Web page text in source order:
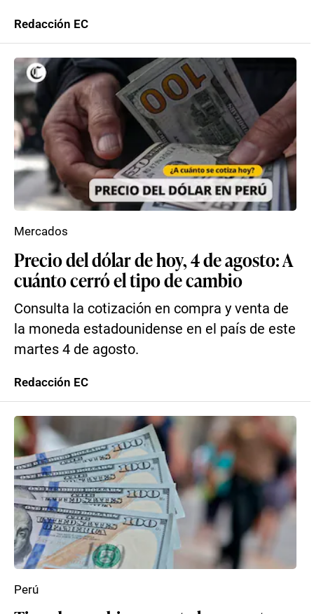
Redacción EC
Precio del dólar de hoy, 4 de agosto: A
cuánto cerró el tipo de cambio
Consulta la cotización en compra y venta de
la moneda estadounidense en el país de este
martes 4 de agosto.
Mercados
Redacción EC
Perú